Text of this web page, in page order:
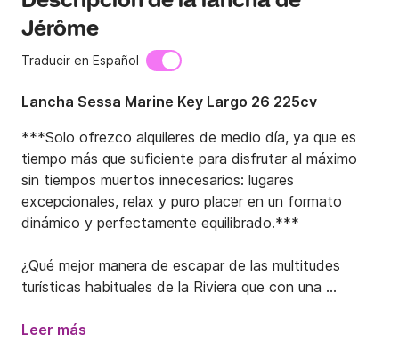
Jérôme
Traducir en Español
Lancha Sessa Marine Key Largo 26 225cv
***Solo ofrezco alquileres de medio día, ya que es
tiempo más que suficiente para disfrutar al máximo
sin tiempos muertos innecesarios: lugares
excepcionales, relax y puro placer en un formato
dinámico y perfectamente equilibrado.***
¿Qué mejor manera de escapar de las multitudes
turísticas habituales de la Riviera que con una
medida entre los puertos de Saint-Tropez y
Leer más